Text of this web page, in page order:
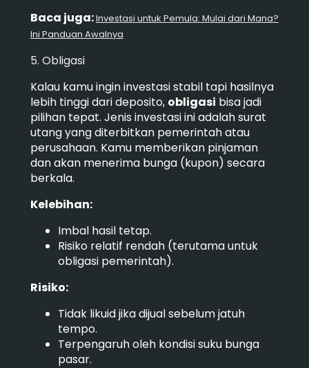
Baca juga:Investasi untuk Pemula: Mulai dari Mana?
Ini Panduan Awalnya
5. Obligasi
Kalau kamu ingin investasi stabil tapi hasilnya
lebih tinggi dari deposito, obligasi bisa jadi
pilihan tepat. Jenis investasi ini adalah surat
utang yang diterbitkan pemerintah atau
perusahaan. Kamu memberikan pinjaman
dan akan menerima bunga (kupon) secara
berkala.
Kelebihan:
Imbal hasil tetap.
Risiko relatif rendah (terutama untuk
obligasi pemerintah).
Risiko:
Tidak likuid jika dijual sebelum jatuh
tempo.
Terpengaruh oleh kondisi suku bunga
pasar.